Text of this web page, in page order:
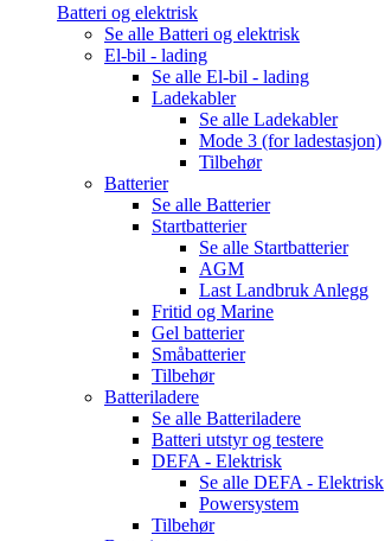
Batteri og elektrisk
Se alle Batteri og elektrisk
El-bil - lading
Se alle El-bil - lading
Ladekabler
Se alle Ladekabler
Mode 3 (for ladestasjon)
Tilbehør
Batterier
Se alle Batterier
Startbatterier
Se alle Startbatterier
AGM
Last Landbruk Anlegg
Fritid og Marine
Gel batterier
Småbatterier
Tilbehør
Batteriladere
Se alle Batteriladere
Batteri utstyr og testere
DEFA - Elektrisk
Se alle DEFA - Elektrisk
Powersystem
Tilbehør